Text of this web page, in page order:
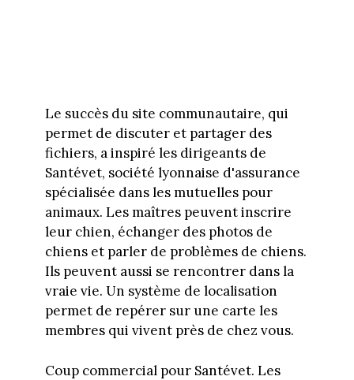
Le succès du site communautaire, qui
permet de discuter et partager des
fichiers, a inspiré les dirigeants de
Santévet, société lyonnaise d'assurance
spécialisée dans les mutuelles pour
animaux. Les maîtres peuvent inscrire
leur chien, échanger des photos de
chiens et parler de problèmes de chiens.
Ils peuvent aussi se rencontrer dans la
vraie vie. Un système de localisation
permet de repérer sur une carte les
membres qui vivent près de chez vous.
Coup commercial pour Santévet. Les